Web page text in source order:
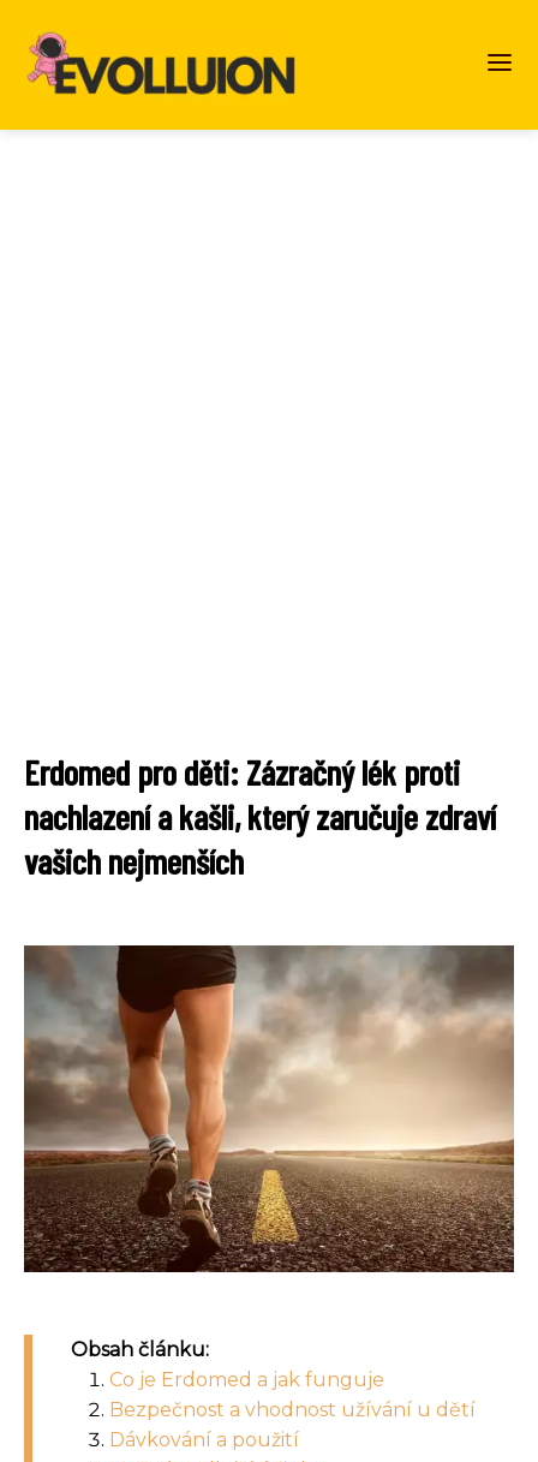
Erdomed pro děti: Zázračný lék proti
nachlazení a kašli, který zaručuje zdraví
vašich nejmenších
Obsah článku:
Co je Erdomed a jak funguje
Bezpečnost a vhodnost užívání u dětí
Dávkování a použití